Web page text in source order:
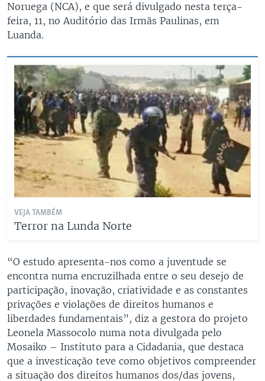
Noruega (NCA), e que será divulgado nesta terça-
feira, 11, no Auditório das Irmãs Paulinas, em
Luanda.
VEJA TAMBÉM
Terror na Lunda Norte
“O estudo apresenta-nos como a juventude se
encontra numa encruzilhada entre o seu desejo de
participação, inovação, criatividade e as constantes
privações e violações de direitos humanos e
liberdades fundamentais”, diz a gestora do projeto
Leonela Massocolo numa nota divulgada pelo
Mosaiko – Instituto para a Cidadania, que destaca
que a investicação teve como objetivos compreender
a situação dos direitos humanos dos/das jovens,